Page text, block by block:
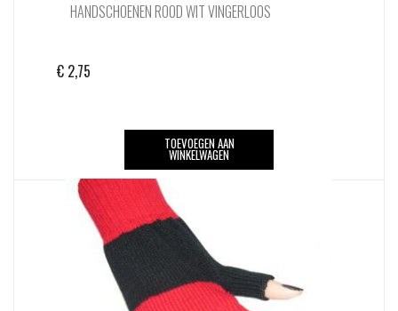
HANDSCHOENEN ROOD WIT VINGERLOOS
€ 2,75
TOEVOEGEN AAN
WINKELWAGEN